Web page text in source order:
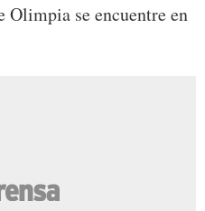
Olimpia se encuentre en